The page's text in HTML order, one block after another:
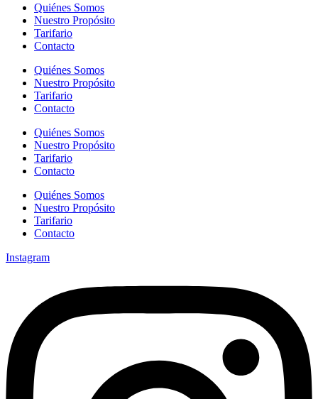
Quiénes Somos
Nuestro Propósito
Tarifario
Contacto
Quiénes Somos
Nuestro Propósito
Tarifario
Contacto
Quiénes Somos
Nuestro Propósito
Tarifario
Contacto
Quiénes Somos
Nuestro Propósito
Tarifario
Contacto
Instagram